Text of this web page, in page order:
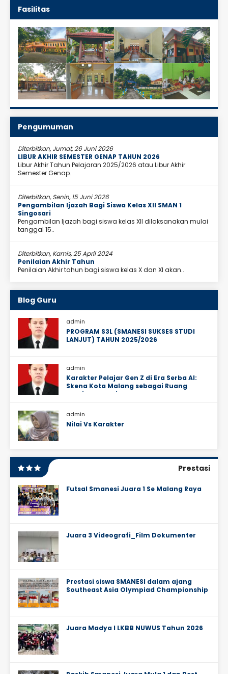
Fasilitas
Pengumuman
Diterbitkan, Jumat, 26 Juni 2026
LIBUR AKHIR SEMESTER GENAP TAHUN 2026
Libur Akhir Tahun Pelajaran 2025/2026 atau Libur Akhir
Semester Genap..
Diterbitkan, Senin, 15 Juni 2026
Pengambilan Ijazah Bagi Siswa Kelas XII SMAN 1
Singosari
Pengambilan Ijazah bagi siswa kelas XII dilaksanakan mulai
tanggal 15..
Diterbitkan, Kamis, 25 April 2024
Penilaian Akhir Tahun
Penilaian Akhir tahun bagi siswa kelas X dan XI akan..
Blog Guru
admin
PROGRAM S3L (SMANESI SUKSES STUDI
LANJUT) TAHUN 2025/2026
admin
Karakter Pelajar Gen Z di Era Serba AI:
Skena Kota Malang sebagai Ruang
Ekosistem Sosial Mereka
admin
Nilai Vs Karakter
Prestasi
Futsal Smanesi Juara 1 Se Malang Raya
Juara 3 Videografi_Film Dokumenter
Prestasi siswa SMANESI dalam ajang
Southeast Asia Olympiad Championship
Juara Madya I LKBB NUWUS Tahun 2026